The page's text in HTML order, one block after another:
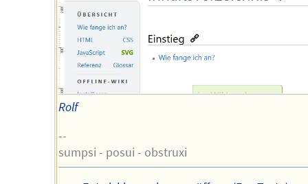
Rolf
--
sumpsi - posui - obstruxi